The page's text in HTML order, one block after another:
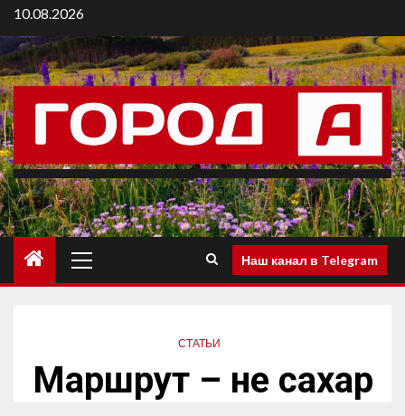
10.08.2026
Наш канал в Telegram
СТАТЬИ
Маршрут – не сахар